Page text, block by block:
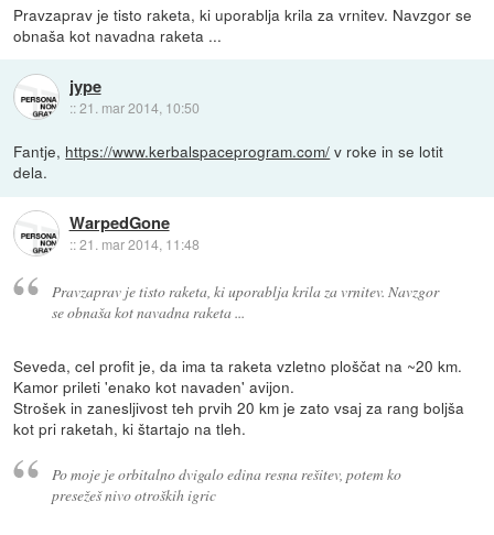
Pravzaprav je tisto raketa, ki uporablja krila za vrnitev. Navzgor se
obnaša kot navadna raketa ...
jype
::21. mar 2014, 10:50
Fantje, https://www.kerbalspaceprogram.com/ v roke in se lotit
dela.
WarpedGone
::21. mar 2014, 11:48
Pravzaprav je tisto raketa, ki uporablja krila za vrnitev. Navzgor
se obnaša kot navadna raketa ...
Seveda, cel profit je, da ima ta raketa vzletno ploščat na ~20 km.
Kamor prileti 'enako kot navaden' avijon.
Strošek in zanesljivost teh prvih 20 km je zato vsaj za rang boljša
kot pri raketah, ki štartajo na tleh.
Po moje je orbitalno dvigalo edina resna rešitev, potem ko
presežeš nivo otroških igric